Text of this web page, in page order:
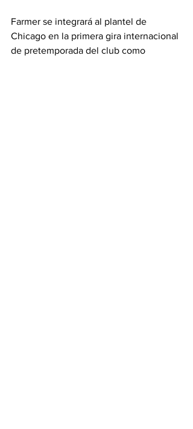
Farmer se integrará al plantel de
Chicago en la primera gira internacional
de pretemporada del club como